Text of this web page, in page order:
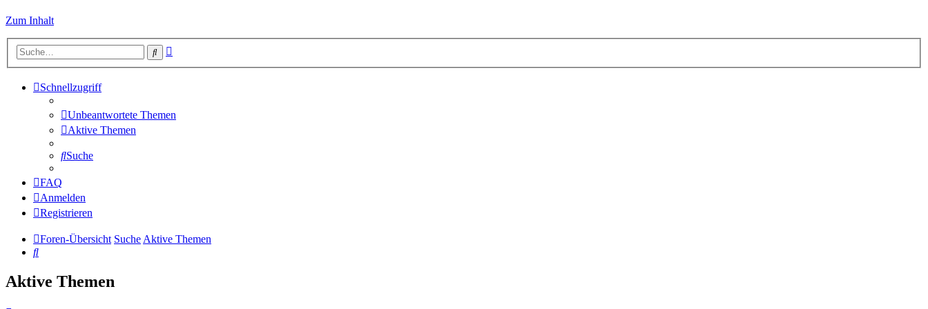
Zum Inhalt
Suche
Schnellzugriff
Unbeantwortete Themen
Aktive Themen
Suche
FAQ
Anmelden
Registrieren
Foren-Übersicht Suche Aktive Themen
Suche
Aktive Themen